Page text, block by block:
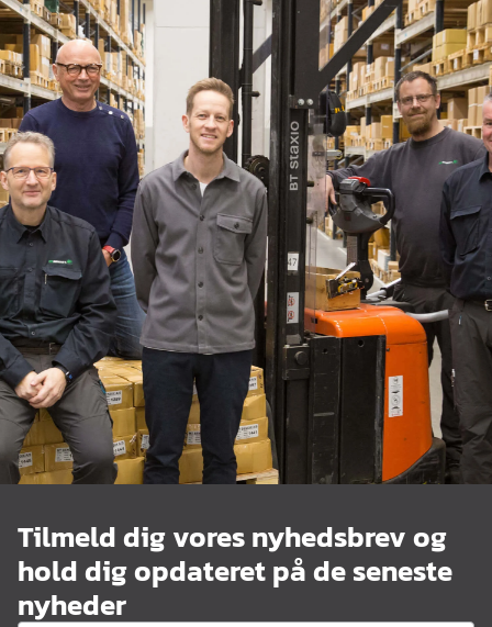
Tilmeld dig vores nyhedsbrev og
hold dig opdateret på de seneste
nyheder